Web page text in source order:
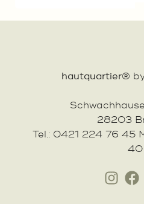
hautquartier®
28203
Tel.: 0421 224 76 45
40